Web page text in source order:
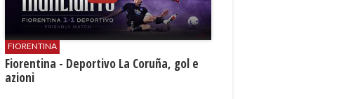
FIORENTINA
Fiorentina - Deportivo La Coruña, gol e
azioni